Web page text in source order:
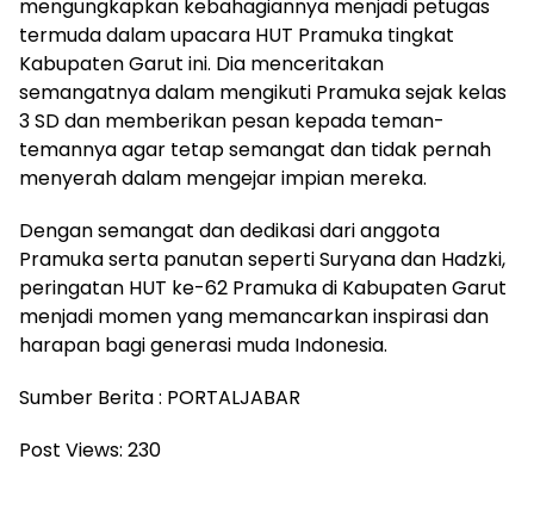
mengungkapkan kebahagiannya menjadi petugas
termuda dalam upacara HUT Pramuka tingkat
Kabupaten Garut ini. Dia menceritakan
semangatnya dalam mengikuti Pramuka sejak kelas
3 SD dan memberikan pesan kepada teman-
temannya agar tetap semangat dan tidak pernah
menyerah dalam mengejar impian mereka.
Dengan semangat dan dedikasi dari anggota
Pramuka serta panutan seperti Suryana dan Hadzki,
peringatan HUT ke-62 Pramuka di Kabupaten Garut
menjadi momen yang memancarkan inspirasi dan
harapan bagi generasi muda Indonesia.
Sumber Berita : PORTALJABAR
Post Views: 230